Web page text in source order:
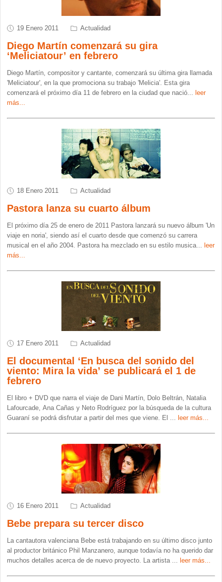
19 Enero 2011 Actualidad
Diego Martín comenzará su gira
‘Meliciatour’ en febrero
Diego Martín, compositor y cantante, comenzará su última gira llamada
'Meliciatour', en la que promociona su trabajo 'Melicia'. Esta gira
comenzará el próximo día 11 de febrero en la ciudad que nació
leer
más...
18 Enero 2011 Actualidad
Pastora lanza su cuarto álbum
El próximo día 25 de enero de 2011 Pastora lanzará su nuevo álbum 'Un
viaje en noria', siendo así el cuarto desde que comenzó su carrera
musical en el año 2004. Pastora ha mezclado en su estilo musica
leer
más...
17 Enero 2011 Actualidad
El documental ‘En busca del sonido del
viento: Mira la vida’ se publicará el 1 de
febrero
El libro + DVD que narra el viaje de Dani Martín, Dolo Beltrán, Natalia
Lafourcade, Ana Cañas y Neto Rodríguez por la búsqueda de la cultura
Guaraní se podrá disfrutar a partir del mes que viene. El
leer más...
16 Enero 2011 Actualidad
Bebe prepara su tercer disco
La cantautora valenciana Bebe está trabajando en su último disco junto
al productor británico Phil Manzanero, aunque todavía no ha querido dar
muchos detalles acerca de de nuevo proyecto. La artista
leer más...